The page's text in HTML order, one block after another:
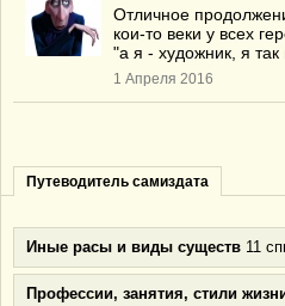
Отличное
кои-то веки у всех
"а я - художник, я так
1 Апреля 2016
Путеводитель самиздата
Иные расы и виды существ 11
Профессии, занятия, стили